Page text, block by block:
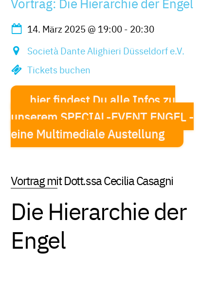
14. März 2025 @ 19:00- 20:30
Società Dante Alighieri Düsseldorf e.V.
Tickets buchen
hier findest Du alle Infos zu
unserem SPECIAL-EVENT ENGEL -
eine Multimediale Austellung
Vortrag mit Dott.ssa Cecilia Casagni
Die Hierarchie der
Engel